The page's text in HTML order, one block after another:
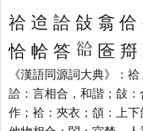
祫 䢔 詥 敆 翕
恰 帢 答 𧮵 匼 搿
《漢語同源詞大典》：
詥：言相合，和諧；敆
作；袷：夾衣；頜：上